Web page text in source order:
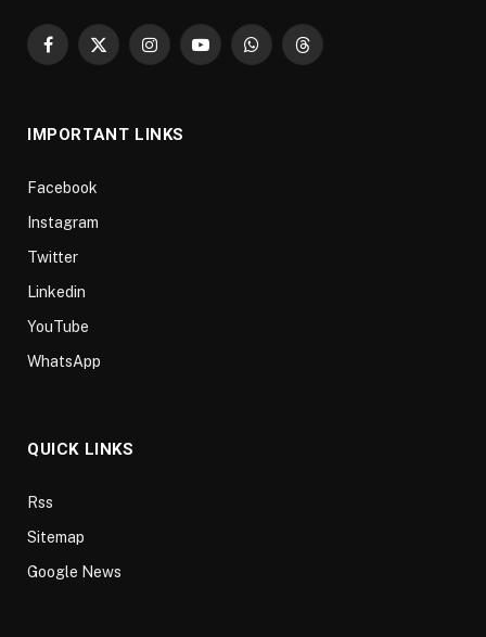
Facebook
X
InstagramYouTubeWhatsAppThreads
IMPORTANT LINKS
Facebook
Instagram
Twitter
Linkedin
YouTube
WhatsApp
QUICK LINKS
Rss
Sitemap
Google News